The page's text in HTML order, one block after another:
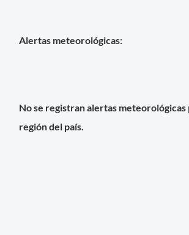
Alertas meteorológicas:
No se registran alertas meteorológicas
región del país.